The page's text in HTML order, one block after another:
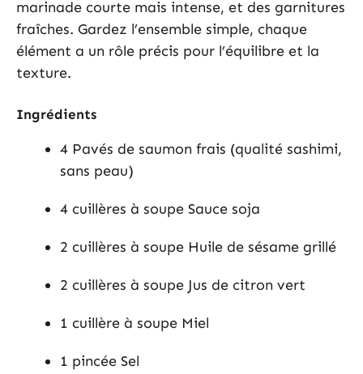
marinade courte mais intense, et des garnitures
fraîches. Gardez l’ensemble simple, chaque
élément a un rôle précis pour l’équilibre et la
texture.
Ingrédients
4 Pavés de saumon frais (qualité sashimi,
sans peau)
4 cuillères à soupe Sauce soja
2 cuillères à soupe Huile de sésame grillé
2 cuillères à soupe Jus de citron vert
1 cuillère à soupe Miel
1 pincée Sel